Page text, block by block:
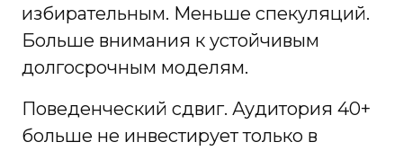
избирательным. Меньше спекуляций.
Больше внимания к устойчивым
долгосрочным моделям.
Поведенческий сдвиг. Аудитория 40+
больше не инвестирует только в